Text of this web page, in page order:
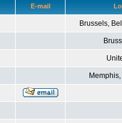
E-mail
Brussels,